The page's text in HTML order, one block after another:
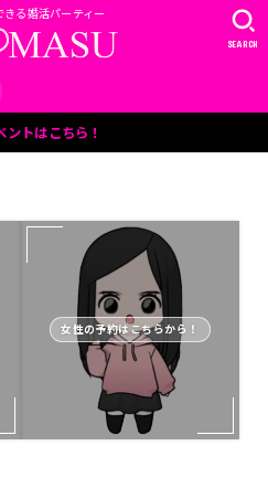
きる婚活パーティー
SEARCH
ントはこちら！
女性の予約はこちらから！